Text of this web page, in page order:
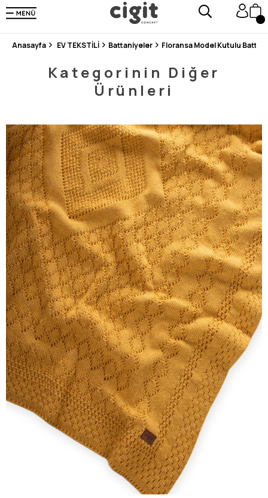
250.000'DEN FAZLA DEĞERLENDİRMEDE 5 ÜZERİNDEN 4.8 PUAN ALDI ⭐⭐⭐⭐⭐
3 MİLYONDAN FAZLA MUTLU MÜŞTERİ ❤️ 10 MİLYON ÜRÜN
Anasayfa EV TEKSTİLİ Battaniyeler Floransa Model Kutulu
Kategorinin Diğer
Ürünleri